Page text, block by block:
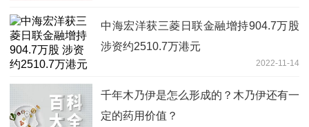
中海宏洋获三菱日联金融增持904.7万股
涉资约2510.7万港元
2022-11-14
千年木乃伊是怎么形成的？木乃伊还有一
定的药用价值？